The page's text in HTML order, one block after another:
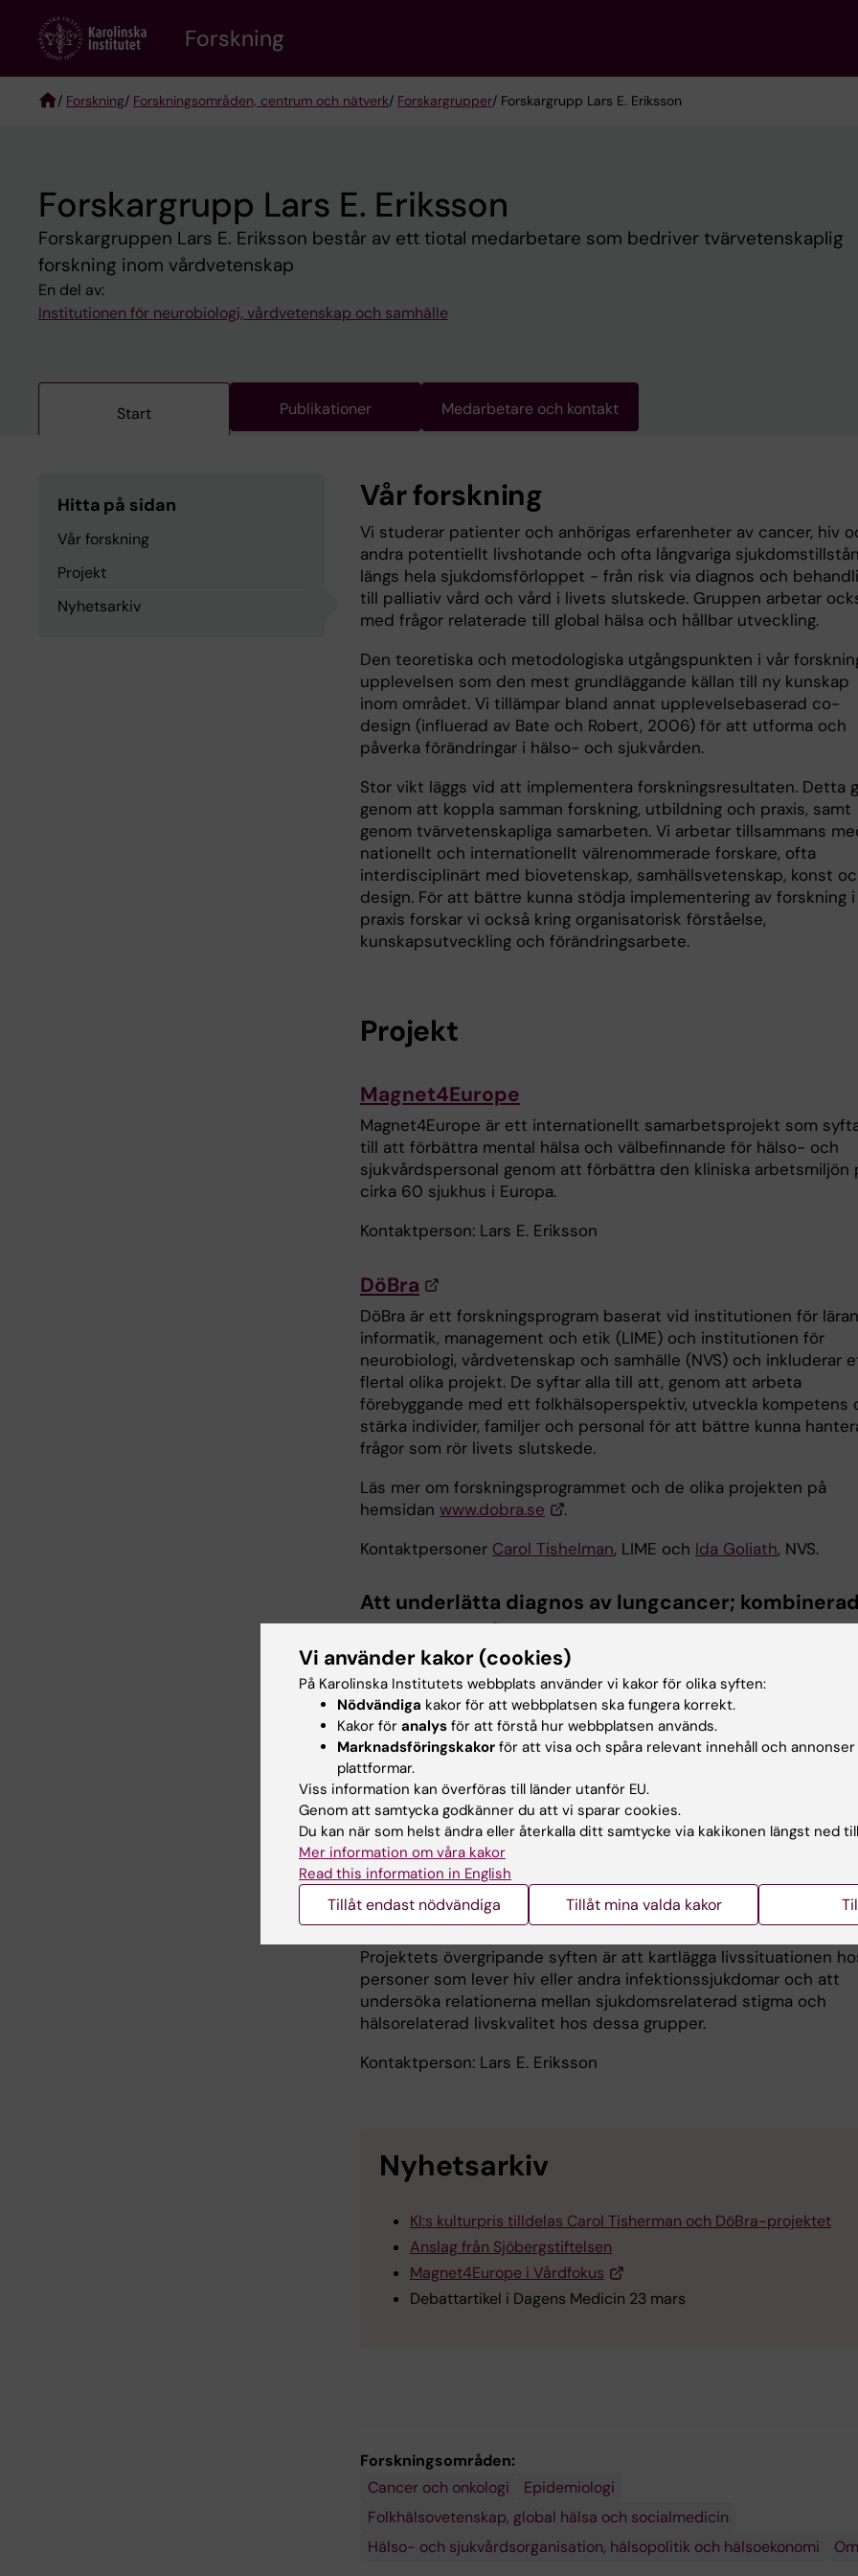
content
Forskning
/ Forskning/ Forskningsområden, centrum och nätverk/ Forskargrupper/ Forskargrupp Lars E. Eriksson
Forskargrupp Lars E. Eriksson
Forskargruppen Lars E. Eriksson består av ett tiotal medarbetare som bedriver tvärvetenskaplig
forskning inom vårdvetenskap
En del av:
Institutionen för neurobiologi, vårdvetenskap och samhälle
Start Publikationer Medarbetare och kontakt
Hitta på sidan
Vår forskning
Projekt
Nyhetsarkiv
Vår forskning
Vi studerar patienter och anhörigas erfarenheter av cancer, hiv
andra potentiellt livshotande och ofta långvariga
längs hela sjukdomsförloppet - från risk via diagnos och
till palliativ vård och vård i livets slutskede. Gruppen arbetar
med frågor relaterade till global hälsa och hållbar utveckling.
Den teoretiska och metodologiska utgångspunkten i vår
upplevelsen som den mest grundläggande källan till ny kunskap
inom området. Vi tillämpar bland annat upplevelsebaserad co-
design (influerad av Bate och Robert, 2006) för att utforma och
påverka förändringar i hälso- och sjukvården.
Stor vikt läggs vid att implementera forskningsresultaten. Detta
genom att koppla samman forskning, utbildning och praxis, samt
genom tvärvetenskapliga samarbeten. Vi arbetar tillsammans
nationellt och internationellt välrenommerade forskare, ofta
interdisciplinärt med biovetenskap, samhällsvetenskap, konst
design. För att bättre kunna stödja implementering av forskning i
praxis forskar vi också kring organisatorisk förståelse,
kunskapsutveckling och förändringsarbete.
Projekt
Magnet4Europe
Magnet4Europe är ett internationellt samarbetsprojekt som
till att förbättra mental hälsa och välbefinnande för hälso- och
sjukvårdspersonal genom att förbättra den kliniska arbetsmiljön
cirka 60 sjukhus i Europa.
Kontaktperson: Lars E. Eriksson
DöBra
DöBra är ett forskningsprogram baserat vid institutionen för
informatik, management och etik (LIME) och institutionen för
neurobiologi, vårdvetenskap och samhälle (NVS) och inkluderar
flertal olika projekt. De syftar alla till att, genom att arbeta
förebyggande med ett folkhälsoperspektiv, utveckla kompetens
stärka individer, familjer och personal för att bättre kunna
frågor som rör livets slutskede.
Läs mer om forskningsprogrammet och de olika projekten på
hemsidan www.dobra.se
.
Kontaktpersoner Carol Tishelman, LIME och Ida Goliath, NVS.
Att underlätta diagnos av lungcancer;
perspektiv från den upplevda och den biologiska
kroppen
I Patientens Erfarenhet av sina Kroppsliga förändringar
vid LUngutredniNG (PEKLUNG) (PEX-LC: The Patient EXperience of
their bodily changes for LungCancer investigation) undersöks hur
subjektiva upplevelser kan länkas till kliniska förändringar och
biomarkörer för att underlätta tidig upptäckt av lungcancer och
uppföljning av behandling.
Kontaktperson: Lars E Eriksson
Stigma och livskvalitet hos personer som lever
eller andra infektionssjukdomar
Projektets övergripande syften är att kartlägga livssituationen
personer som lever hiv eller andra infektionssjukdomar och att
undersöka relationerna mellan sjukdomsrelaterad stigma och
hälsorelaterad livskvalitet hos dessa grupper.
Kontaktperson: Lars E. Eriksson
Nyhetsarkiv
KI:s kulturpris tilldelas Carol Tisherman och DöBra-projektet
Anslag från Sjöbergstiftelsen
Magnet4Europe i Vårdfokus
Debattartikel i Dagens Medicin 23 mars
Forskningsområden:
Cancer och onkologi
Epidemiologi
Folkhälsovetenskap, global hälsa och socialmedicin
Hälso- och sjukvårdsorganisation, hälsopolitik och hälsoekonomi
Vi använder kakor (cookies)
På Karolinska Institutets webbplats använder vi kakor för olika syften:
Nödvändiga kakor för att webbplatsen ska fungera korrekt.
Kakor för analys för att förstå hur webbplatsen används.
Marknadsföringskakor för att visa och spåra relevant innehåll och
plattformar.
Viss information kan överföras till länder utanför EU.
Genom att samtycka godkänner du att vi sparar cookies.
Du kan när som helst ändra eller återkalla ditt samtycke via kakikonen längst ned
Mer information om våra kakor
Read this information in English
Tillåt endast nödvändiga Tillåt mina valda kakor